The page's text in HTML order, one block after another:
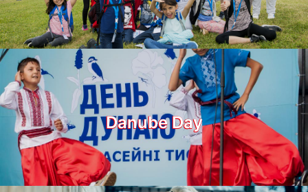
Danube Day